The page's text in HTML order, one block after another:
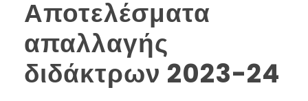
Αποτελέσματα
απαλλαγής
διδάκτρων 2023-24